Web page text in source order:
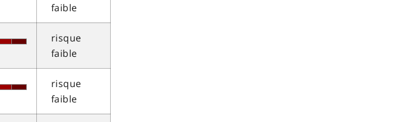
faible
risque
faible
risque
faible